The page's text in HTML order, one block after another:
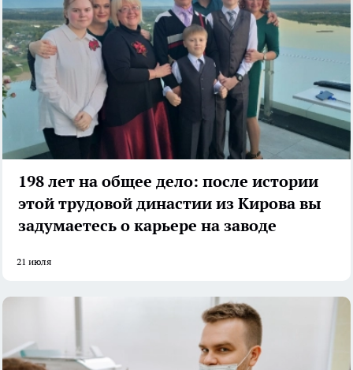
198 лет на общее дело: после истории
этой трудовой династии из Кирова вы
задумаетесь о карьере на заводе
21 июля